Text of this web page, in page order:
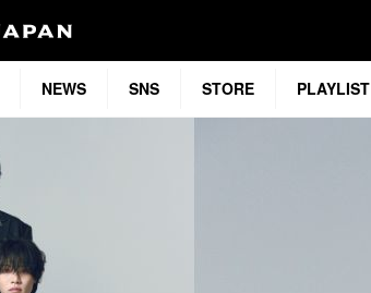
NEWS SNS STORE PLAYLIST